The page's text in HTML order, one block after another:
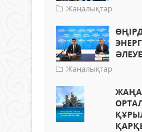
Жаңалықтар
Жаңалықтар
ЖАҢА